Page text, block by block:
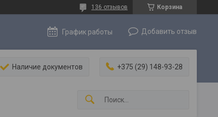
Корзина
136 отзывов
График работы Добавить отзыв
Наличие документов +375 (29) 148-93-28